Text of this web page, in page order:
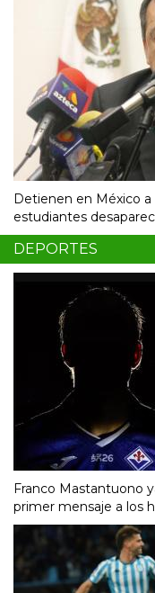
Detienen en México
estudiantes
DEPORTES
Franco Mastantuono
primer mensaje a los